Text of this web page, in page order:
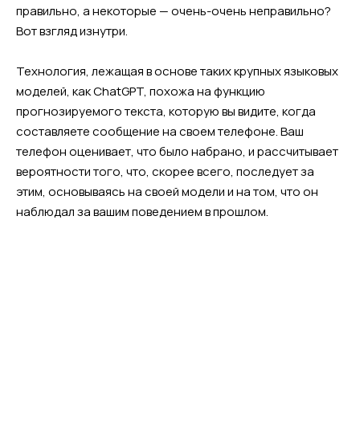
правильно, а некоторые — очень-очень неправильно?
Вот взгляд изнутри.
Технология, лежащая в основе таких крупных языковых
моделей, как ChatGPT, похожа на функцию
прогнозируемого текста, которую вы видите, когда
составляете сообщение на своем телефоне. Ваш
телефон оценивает, что было набрано, и рассчитывает
вероятности того, что, скорее всего, последует за
этим, основываясь на своей модели и на том, что он
наблюдал за вашим поведением в прошлом.